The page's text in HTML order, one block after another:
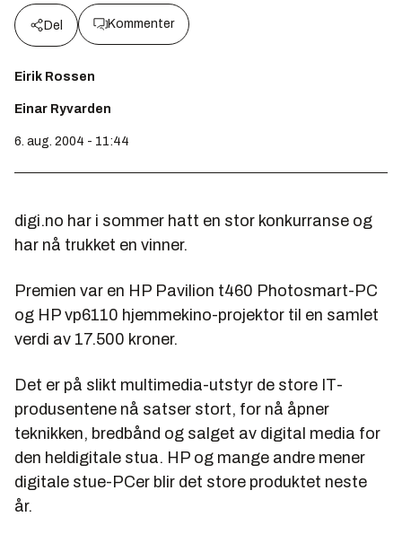
Del Kommenter
Eirik Rossen
Einar Ryvarden
6. aug. 2004 - 11:44
digi.no har i sommer hatt en stor konkurranse og
har nå trukket en vinner.
Premien var en HP Pavilion t460 Photosmart-PC
og HP vp6110 hjemmekino-projektor til en samlet
verdi av 17.500 kroner.
Det er på slikt multimedia-utstyr de store IT-
produsentene nå satser stort, for nå åpner
teknikken, bredbånd og salget av digital media for
den heldigitale stua. HP og mange andre mener
digitale stue-PCer blir det store produktet neste
år.